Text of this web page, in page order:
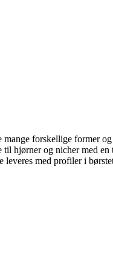
forskellige former
til hjørner og nicher med
med profiler i